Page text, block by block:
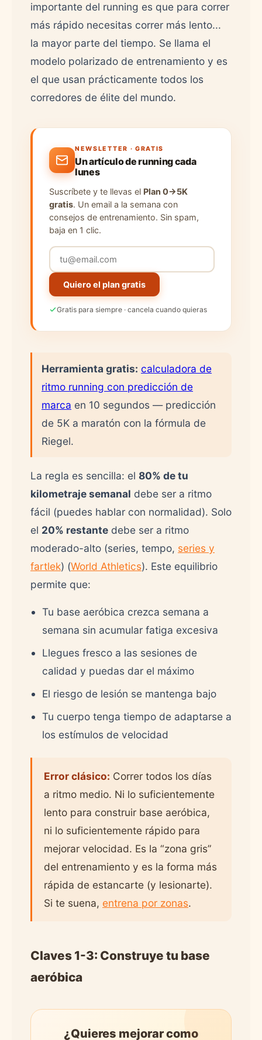
importante del running es que para correr
más rápido necesitas correr más lento...
la mayor parte del tiempo. Se llama el
modelo polarizado de entrenamiento y es
el que usan prácticamente todos los
corredores de élite del mundo.
NEWSLETTER · GRATIS
Un artículo de running cada
lunes
Suscríbete y te llevas el Plan 0→5K
gratis. Un email a la semana con
consejos de entrenamiento. Sin spam,
baja en 1 clic.
Quiero el plan gratis
Gratis para siempre · cancela cuando quieras
Herramienta gratis: calculadora de
ritmo running con predicción de
marca en 10 segundos — predicción
de 5K a maratón con la fórmula de
Riegel.
La regla es sencilla: el 80% de tu
kilometraje semanal debe ser a ritmo
fácil (puedes hablar con normalidad). Solo
el 20% restante debe ser a ritmo
moderado-alto (series, tempo, series y
fartlek) (World Athletics). Este equilibrio
permite que:
Tu base aeróbica crezca semana a
semana sin acumular fatiga excesiva
Llegues fresco a las sesiones de
calidad y puedas dar el máximo
El riesgo de lesión se mantenga bajo
Tu cuerpo tenga tiempo de adaptarse a
los estímulos de velocidad
Error clásico: Correr todos los días
a ritmo medio. Ni lo suficientemente
lento para construir base aeróbica,
ni lo suficientemente rápido para
mejorar velocidad. Es la “zona gris”
del entrenamiento y es la forma más
rápida de estancarte (y lesionarte).
Si te suena, entrena por zonas.
Claves 1-3: Construye tu base
aeróbica
¿Quieres mejorar como